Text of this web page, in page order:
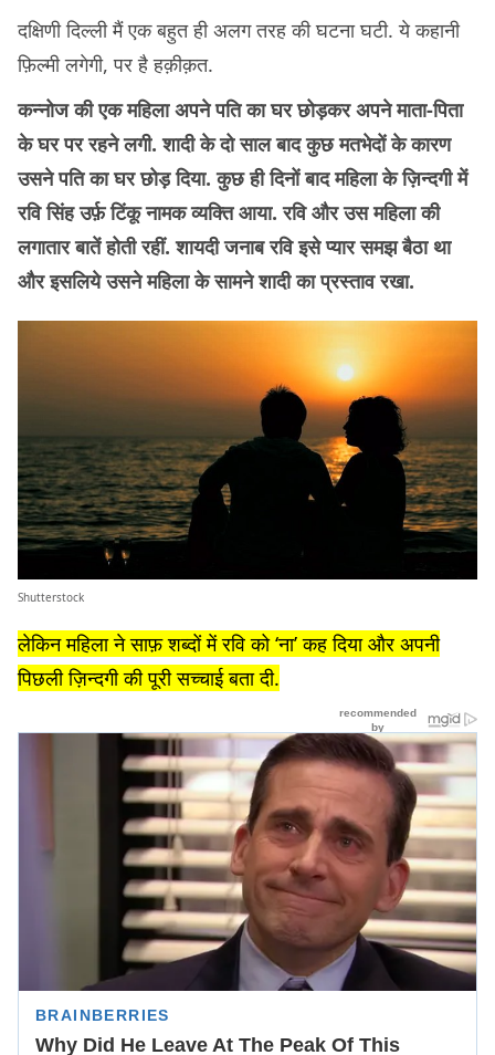
दक्षिणी दिल्ली मैं एक बहुत ही अलग तरह की घटना घटी. ये कहानी
फ़िल्मी लगेगी, पर है हक़ीक़त.
कन्नोज की एक महिला अपने पति का घर छोड़कर अपने माता-पिता
के घर पर रहने लगी. शादी के दो साल बाद कुछ मतभेदों के कारण
उसने पति का घर छोड़ दिया. कुछ ही दिनों बाद महिला के ज़िन्दगी में
रवि सिंह उर्फ़ टिंकू नामक व्यक्ति आया. रवि और उस महिला की
लगातार बातें होती रहीं. शायदी जनाब रवि इसे प्यार समझ बैठा था
और इसलिये उसने महिला के सामने शादी का प्रस्ताव रखा.
Shutterstock
लेकिन महिला ने साफ़ शब्दों में रवि को ‘ना’ कह दिया और अपनी
पिछली ज़िन्दगी की पूरी सच्चाई बता दी.